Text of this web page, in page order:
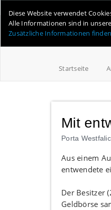
Diese Website verwendet
Alle Informationen sind in
Zusätzliche Informationen
Startseite
Mit
Porta
Aus einem
entwendete
Der Besitzer
Geldbörse